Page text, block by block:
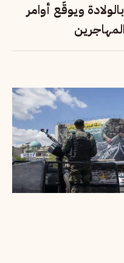
ويوقّع أوامر